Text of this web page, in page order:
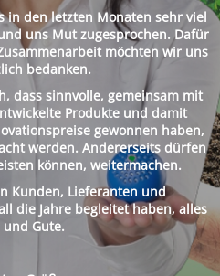
in den letzten Monaten sehr viel
uns Mut zugesprochen. Dafür
möchten wir uns
bedanken.
dass sinnvolle, gemeinsam mit
Produkte und damit
gewonnen haben,
werden. Andererseits dürfen
können, weitermachen.
Kunden, Lieferanten und
die Jahre begleitet haben, alles
und Gute.